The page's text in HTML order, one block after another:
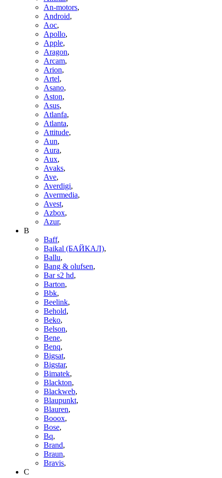
An-motors,
Android,
Aoc,
Apollo,
Apple,
Aragon,
Arcam,
Arion,
Artel,
Asano,
Aston,
Asus,
Atlanfa,
Atlanta,
Attitude,
Aun,
Aura,
Aux,
Avaks,
Ave,
Averdigi,
Avermedia,
Avest,
Azbox,
Azur,
B
Baff,
Baikal (БАЙКАЛ),
Ballu,
Bang & olufsen,
Bar s2 hd,
Barton,
Bbk,
Beelink,
Behold,
Beko,
Belson,
Bene,
Benq,
Bigsat,
Bigstar,
Bimatek,
Blackton,
Blackweb,
Blaupunkt,
Blauren,
Booox,
Bose,
Bq,
Brand,
Braun,
Bravis,
C